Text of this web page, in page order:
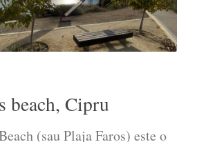
beach, Cipru
(sau Plaja Faros) este o